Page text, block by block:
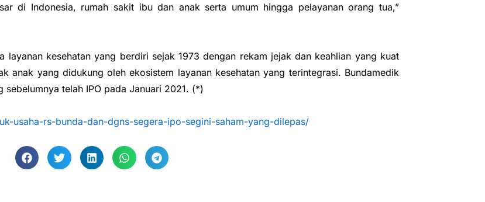
di Indonesia, rumah sakit ibu dan anak serta umum hingga pelayanan orang tua,”
layanan kesehatan yang berdiri sejak 1973 dengan rekam jejak dan keahlian yang kuat
anak yang didukung oleh ekosistem layanan kesehatan yang terintegrasi. Bundamedik
telah IPO pada Januari 2021. (*)
usaha-rs-bunda-dan-dgns-segera-ipo-segini-saham-yang-dilepas/